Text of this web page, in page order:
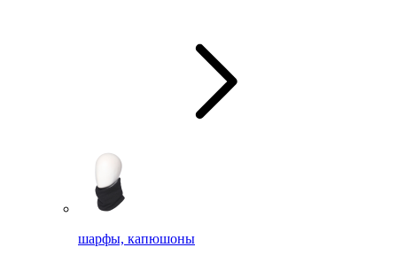
шарфы, капюшоны